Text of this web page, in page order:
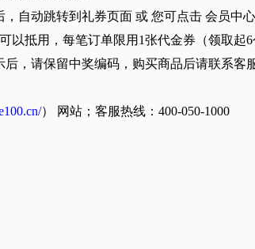
自动跳转到礼券页面 或 您可点击 会员中
以抵用，每笔订单限用1张代金券（领取起6
，请保留中奖编码，购买商品后请联系
） 网站；客服热线：400-050-1000